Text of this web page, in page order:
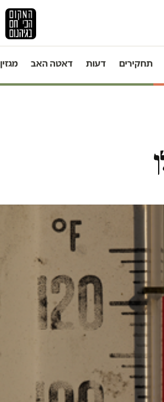
תחקירים דעות דאטה האב מגזין